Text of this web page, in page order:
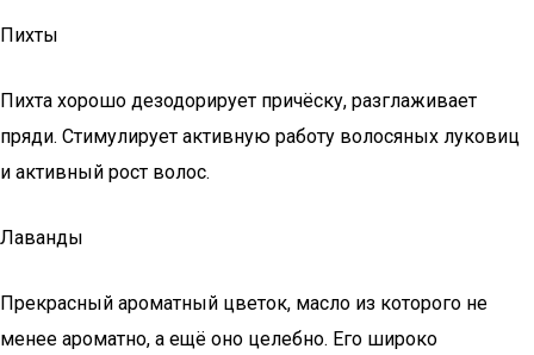
Пихты
Пихта хорошо дезодорирует причёску, разглаживает
пряди. Стимулирует активную работу волосяных луковиц
и активный рост волос.
Лаванды
Прекрасный ароматный цветок, масло из которого не
менее ароматно, а ещё оно целебно. Его широко